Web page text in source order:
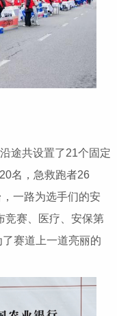
途共设置了21个固定
名，急救跑者26
一路为选手们的安
竞赛、医疗、安保第
赛道上一道亮丽的